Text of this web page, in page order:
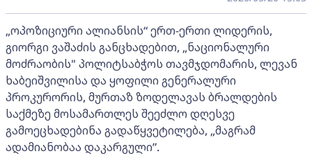
„ოპოზიციური ალიანსის“ ერთ-ერთი ლიდერის,
გიორგი ვაშაძის განცხადებით, „ნაციონალური
მოძრაობის" პოლიტსაბჭოს თავმჯდომარის, ლევან
ხაბეიშვილისა და ყოფილი გენერალური
პროკურორის, მურთაზ ზოდელავას ბრალდების
საქმეზე მოსამართლეს შეეძლო დღესვე
გამოეცხადებინა გადაწყვეტილება, „მაგრამ
ადამიანობაა დაკარგული”.